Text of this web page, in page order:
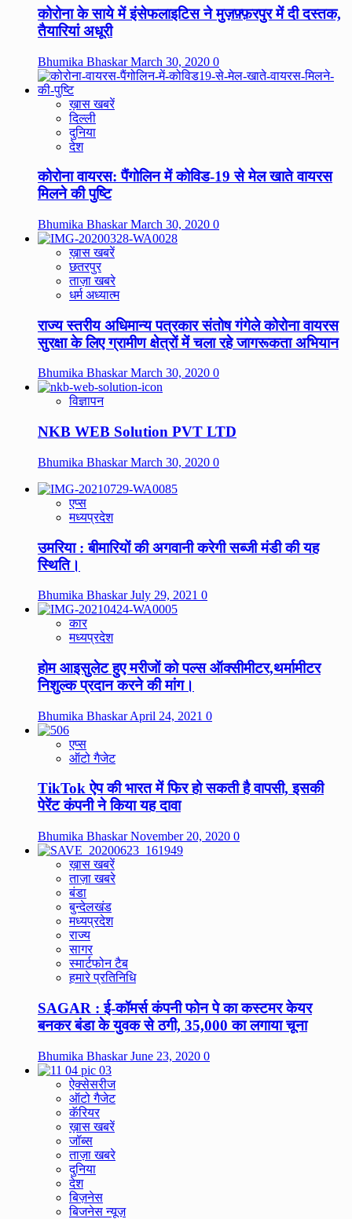
कोरोना के साये में इंसेफलाइटिस ने मुज़फ़्फ़रपुर में दी दस्तक,
तैयारियां अधूरी
Bhumika BhaskarMarch 30, 2020 0
ख़ास खबरें
दिल्ली
दुनिया
देश
कोरोना वायरस: पैंगोलिन में कोविड-19 से मेल खाते वायरस
मिलने की पुष्टि
Bhumika BhaskarMarch 30, 2020 0
ख़ास खबरें
छतरपुर
ताज़ा खबरे
धर्म अध्यात्म
राज्य स्तरीय अधिमान्य पत्रकार संतोष गंगेले कोरोना वायरस
सुरक्षा के लिए ग्रामीण क्षेत्रों में चला रहे जागरूकता अभियान
Bhumika BhaskarMarch 30, 2020 0
विज्ञापन
NKB WEB Solution PVT LTD
Bhumika BhaskarMarch 30, 2020 0
एप्स
मध्यप्रदेश
उमरिया : बीमारियों की अगवानी करेगी सब्जी मंडी की यह
स्थिति।
Bhumika BhaskarJuly 29, 2021 0
कार
मध्यप्रदेश
होम आइसुलेट हुए मरीजों को पल्स ऑक्सीमीटर,थर्मामीटर
निशुल्क प्रदान करने की मांग।
Bhumika BhaskarApril 24, 2021 0
एप्स
ऑटो गैजेट
TikTok ऐप की भारत में फिर हो सकती है वापसी, इसकी
पेरेंट कंपनी ने किया यह दावा
Bhumika BhaskarNovember 20, 2020 0
ख़ास खबरें
ताज़ा खबरे
बंडा
बुन्देलखंड
मध्यप्रदेश
राज्य
सागर
स्मार्टफोन टैब
हमारे प्रतिनिधि
SAGAR : ई-कॉमर्स कंपनी फोन पे का कस्टमर केयर
बनकर बंडा के युवक से ठगी, 35,000 का लगाया चूना
Bhumika BhaskarJune 23, 2020 0
ऐक्सेसरीज
ऑटो गैजेट
कॅरियर
ख़ास खबरें
जॉब्स
ताज़ा खबरे
दुनिया
देश
बिज़नेस
बिजनेस न्यूज़